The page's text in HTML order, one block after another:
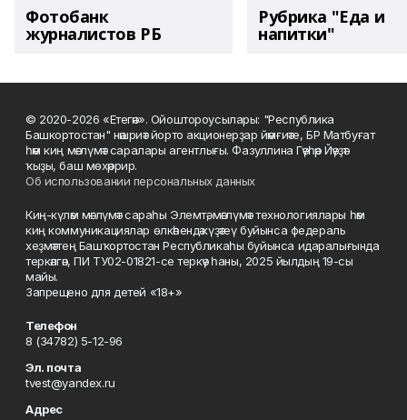
Фотобанк
журналистов РБ
Рубрика "Еда и
напитки"
© 2020-2026 «Етегән». Ойоштороусылары: "Республика
Башкортостан" нәшриәт йорто акционерҙар йәмғиәте, БР Матбуғат
һәм киң мәғлүмәт саралары агентлығы. Фазуллина Гәүһәр Йәүҙәт
ҡыҙы, баш мөхәррир.
Об использовании персональных данных
Киң-күләм мәғлүмәт сараһы Элемтә, мәғлүмәт технологиялары һәм
киң коммуникациялар өлкәһендә күҙәтеү буйынса федераль
хеҙмәттең Башҡортостан Республикаһы буйынса идаралығында
теркәлгән, ПИ ТУ02-01821-се теркәү һаны, 2025 йылдың 19-сы
майы.
Запрещено для детей «18+»
Телефон
8 (34782) 5-12-96
Эл. почта
tvest@yandex.ru
Адрес